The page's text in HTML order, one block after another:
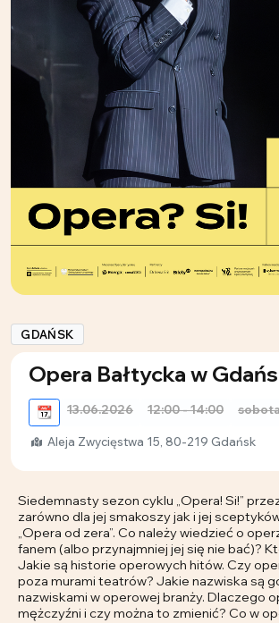
GDAŃSK
Opera Bałtycka w
📆 13.06.2026 12:00 - 14:00
Aleja Zwycięstwa 15, 80-219 Gdańsk
Siedemnasty sezon cyklu „Opera! Si!”
zarówno dla jej smakoszy jak i jej
„Opera od zera”. Co należy wiedzieć o
fanem (albo przynajmniej jej się nie bać)?
Jakie są historie operowych hitów. Czy
poza murami teatrów? Jakie nazwiska są
nazwiskami w operowej branży. Dlaczego
mężczyźni i czy można to zmienić? Co w